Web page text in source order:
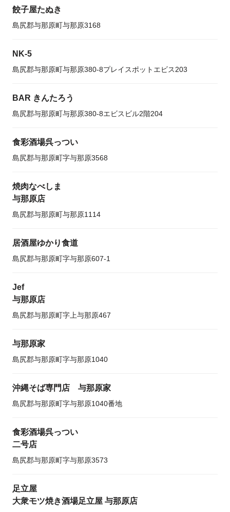
餃子屋たぬき
島尻郡与那原町与那原3168
NK-5
島尻郡与那原町与那原380-8プレイスポットエビス203
BAR きんたろう
島尻郡与那原町与那原380-8エビスビル2階204
食彩酒場呉っつい
島尻郡与那原町字与那原3568
焼肉なべしま
与那原店
島尻郡与那原町与那原1114
居酒屋ゆかり食道
島尻郡与那原町字与那原607-1
Jef
与那原店
島尻郡与那原町字上与那原467
与那原家
島尻郡与那原町字与那原1040
沖縄そば専門店 与那原家
島尻郡与那原町字与那原1040番地
食彩酒場呉っつい
二号店
島尻郡与那原町字与那原3573
足立屋
大衆モツ焼き酒場足立屋 与那原店